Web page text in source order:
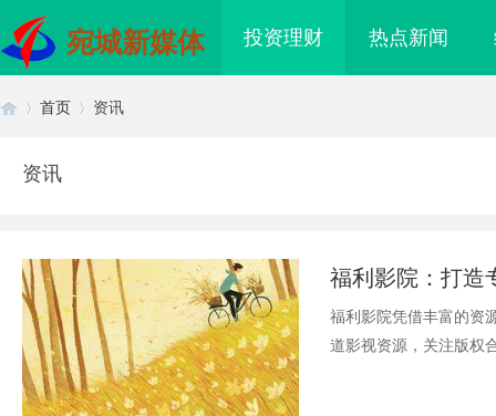
宛城新媒体 投资理财 热点新闻
首页 资讯
资讯
福利影院：打造
福利影院凭借丰富的资
道影视资源，关注版权